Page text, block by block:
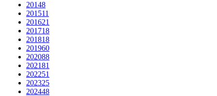
20148
201511
201621
201718
201818
201960
202088
202181
202251
202325
202448